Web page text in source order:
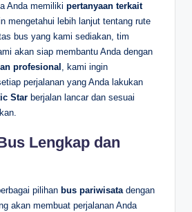
Anda memiliki pertanyaan terkait
mengetahui lebih lanjut tentang rute
bus yang kami sediakan, tim
akan siap membantu Anda dengan
profesional , kami ingin
perjalanan yang Anda lakukan
Star berjalan lancar dan sesuai
Lengkap dan
pilihan bus pariwisatadengan
akan membuat perjalanan Anda